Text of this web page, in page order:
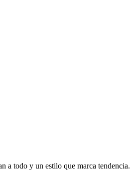
a todo y un estilo que marca tendencia.